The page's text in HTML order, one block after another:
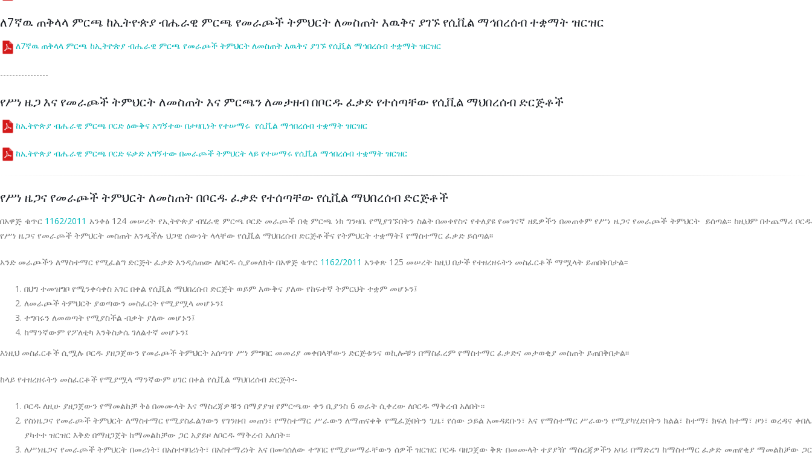
ለ7ኛዉ ጠቅላላ ምርጫ ከኢትዮጵያ ብሔራዊ ምርጫ የመራጮች ትምህርት ለመስጠት እዉቅና ያገኙ የሲቪል ማኅበረሰብ ተቋማት ዝርዝር
ለ7ኛዉ ጠቅላላ ምርጫ ከኢትዮጵያ ብሔራዊ ምርጫ የመራጮች ትምህርት ለመስጠት እዉቅና ያገኙ የሲቪል ማኅበረሰብ ተቋማት ዝርዝር
----------------
የሥነ ዜጋ እና የመራጮች ትምህርት ለመስጠት እና ምርጫን ለመታዘብ በቦርዱ ፈቃድ የተሰጣቸው የሲቪል ማህበረሰብ ድርጅቶች
ከኢትዮጵያ ብሔራዊ ምርጫ ቦርድ ዕውቅና አግኝተው በታዛቢነት የተሠማሩ የሲቪል ማኅበረሰብ ተቋማት ዝርዝር
ከኢትዮጵያ ብሔራዊ ምርጫ ቦርድ ፍቃድ አግኝተው በመራጮች ትምህርት ላይ የተሠማሩ የሲቪል ማኅበረሰብ ተቋማት ዝርዝር
የሥነ ዜጋና የመራጮች ትምህርት ለመስጠት በቦርዱ ፈቃድ የተሰጣቸው የሲቪል ማህበረሰብ ድርጅቶች
በአዋጅ ቁጥር 1162/2011 አንቀፅ 124 መሠረት የኢትዮጵያ ብሄራዊ ምርጫ ቦርድ መራጮች በቂ ምርጫ ነክ ግንዛቤ የሚያገኙበትን ስልት በመቀየስና የተለያዩ የመገናኛ ዘዴዎችን በመጠቀም የሥነ ዜጋና የመራጮች ትምህርት ይሰጣል፡፡ ከዚህም በተጨማሪ ቦርዱ
የሥነ ዜጋና የመራጮች ትምህርት መስጠት እንዲችሉ ህጋዊ ሰውነት ላላቸው የሲቪል ማህበረሰብ ድርጅቶችና የትምህርት ተቋማት፤ የማስተማር ፈቃድ ይሰጣል፡፡
አንድ መራጮችን ለማስተማር የሚፈልግ ድርጅት ፈቃድ እንዲሰጠው ለቦርዱ ሲያመለክት በአዋጅ ቁጥር 1162/2011 አንቀጽ 125 መሠረት ከዚህ በታች የተዘረዘሩትን መስፈርቶች ማሟላት ይጠበቅበታል፡፡
በህግ ተመዝግቦ የሚንቀሳቀስ አገር በቀል የሲቪል ማህበረሰብ ድርጅት ወይም እውቅና ያለው የከፍተኛ ትምርህት ተቋም መሆኑን፤
ለመራጮች ትምህርት ያወጣውን መስፈርት የሚያሟላ መሆኑን፤
ተግባሩን ለመወጣት የሚያስችል ብቃት ያለው መሆኑን፤
ከማንኛውም የፖለቲካ እንቅስቃሴ ገለልተኛ መሆኑን፤
እነዚህ መስፈርቶች ሲሟሉ ቦርዱ ያዘጋጀውን የመራጮች ትምህርት አሰጣጥ ሥነ ምግባር መመሪያ መቀበላቸውን ድርጅቱንና ወኪሎቹን በማስፈረም የማስተማር ፈቃድና መታወቂያ መስጠት ይጠበቅበታል፡፡
ከላይ የተዘረዘሩትን መስፈርቶች የሚያሟላ ማንኛውም ሀገር በቀል የሲቪል ማህበረሰብ ድርጅት፡-
ቦርዱ ለዚሁ ያዘጋጀውን የማመልከቻ ቅፅ በመሙላት እና ማስረጃዎቹን በማያያዝ የምርጫው ቀን ቢያንስ 6 ወራት ሲቀረው ለቦርዱ ማቅረብ አለበት።
የስነዜጋና የመራጮች ትምህርት ለማስተማር የሚያስፈልገውን የገንዘብ መጠን፣ የማስተማር ሥራውን ለማጠናቀቅ የሚፈጅበትን ጊዜ፣ የሰው ኃይል አመዳደቡን፣ እና የማስተማር ሥራውን የሚያካሂድበትን ክልል፣ ከተማ፣ ክፍለ ከተማ፣ ዞን፣ ወረዳና ቀበሌ
ያካተተ ዝርዝር እቅድ በማዘጋጀት ከማመልከቻው ጋር አያይዞ ለቦርዱ ማቅረብ አለበት።
ለሥነዜጋና የመራጮች ትምህርት በመሪነት፣ በአስተባባሪነት፣ በአስተማሪነት እና በመሳሰለው ተግባር የሚያሠማራቸውን ሰዎች ዝርዝር ቦርዱ ባዘጋጀው ቅጽ በመሙላት ተያያዥ ማስረጃዎችን አባሪ በማድረግ ከማስተማር ፈቃድ መጠየቂያ ማመልከቻው ጋር